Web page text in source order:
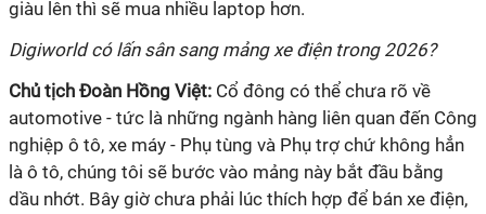
giàu lên thì sẽ mua nhiều laptop hơn.
Digiworld có lấn sân sang mảng xe điện trong 2026?
Chủ tịch Đoàn Hồng Việt: Cổ đông có thể chưa rõ về
automotive - tức là những ngành hàng liên quan đến Công
nghiệp ô tô, xe máy - Phụ tùng và Phụ trợ chứ không hẳn
là ô tô, chúng tôi sẽ bước vào mảng này bắt đầu bằng
dầu nhớt. Bây giờ chưa phải lúc thích hợp để bán xe điện,